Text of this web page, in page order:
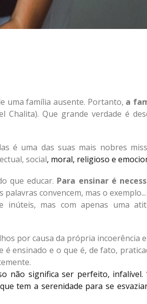
uma família ausente. Portanto, a
Chalita). Que grande verdade é
é uma das suas mais nobres
social, moral, religioso e
que educar. Para ensinar é
palavras convencem, mas o
inúteis, mas com apenas uma
por causa da própria incoerência
é ensinado e o que é, de fato,
não significa ser perfeito, infalível.
tem a serenidade para se